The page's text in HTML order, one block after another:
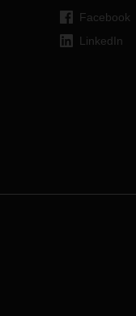
Facebook
LinkedIn